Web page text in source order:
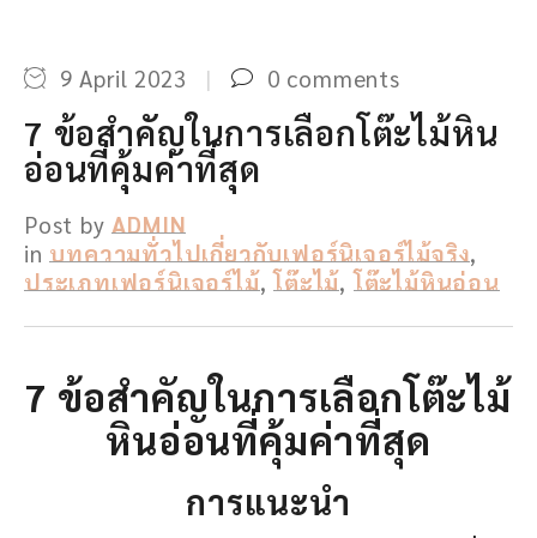
9 April 2023 0 comments
7 ข้อสำคัญในการเลือกโต๊ะไม้หิน
อ่อนที่คุ้มค่าที่สุด
Post byADMIN
in บทความทั่วไปเกี่ยวกับเฟอร์นิเจอร์ไม้จริง,
ประเภทเฟอร์นิเจอร์ไม้,โต๊ะไม้,โต๊ะไม้หินอ่อน
7 ข้อสำคัญในการเลือกโต๊ะไม้
หินอ่อนที่คุ้มค่าที่สุด
การแนะนำ